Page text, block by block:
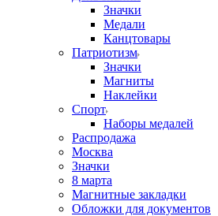
Значки
Медали
Канцтовары
Патриотизм
Значки
Магниты
Наклейки
Спорт
Наборы медалей
Распродажа
Москва
Значки
8 марта
Магнитные закладки
Обложки для документов